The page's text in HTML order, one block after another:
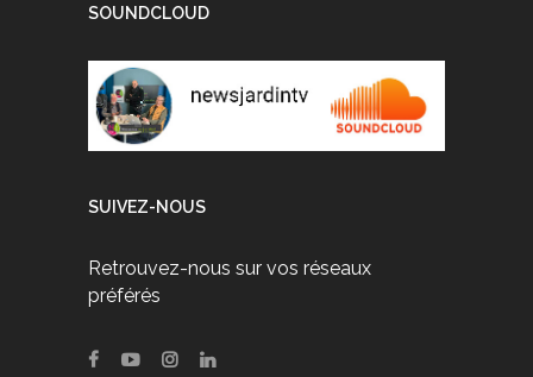
SOUNDCLOUD
SUIVEZ-NOUS
Retrouvez-nous sur vos réseaux
préférés